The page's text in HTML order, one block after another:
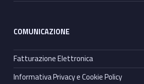
COMUNICAZIONE
Fatturazione Elettronica
Informativa Privacy e Cookie Policy